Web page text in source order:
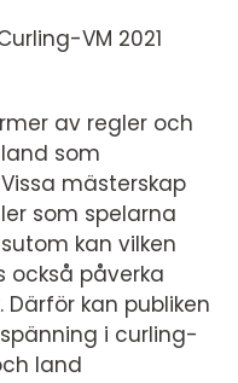
VM 2021
av regler och
som
mästerskap
som spelarna
kan vilken
också påverka
kan publiken
i curling-
land